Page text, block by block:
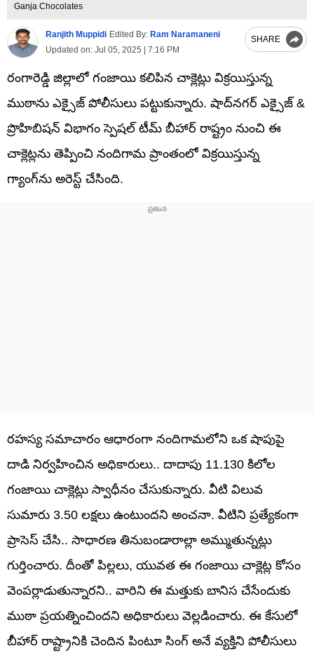
Ganja Chocolates
Ranjith Muppidi Edited By: Ram Naramaneni
Updated on: Jul 05, 2025 | 7:16 PM
SHARE
రంగారెడ్డి జిల్లాలో గంజాయి కలిపిన చాక్లెట్లు విక్రయిస్తున్న
ముఠాను ఎక్సైజ్‌ పోలీసులు పట్టుకున్నారు. షాద్‌నగర్ ఎక్సైజ్ &
ప్రొహిబిషన్ విభాగం స్పెషల్ టీమ్ బీహార్‌ రాష్ట్రం నుంచి ఈ
చాక్లెట్లను తెప్పించి నందిగామ ప్రాంతంలో విక్రయిస్తున్న
గ్యాంగ్‌ను అరెస్ట్ చేసింది.
రహస్య సమాచారం ఆధారంగా నందిగామలోని ఒక షాపుపై
దాడి నిర్వహించిన అధికారులు.. దాదాపు 11.130 కిలోల
గంజాయి చాక్లెట్లు స్వాధీనం చేసుకున్నారు. వీటి విలువ
సుమారు 3.50 లక్షలు ఉంటుందని అంచనా. వీటిని ప్రత్యేకంగా
ప్రాసెస్ చేసి.. సాధారణ తినుబండారాల్లా అమ్ముతున్నట్లు
గుర్తించారు. దీంతో పిల్లలు, యువత ఈ గంజాయి చాక్లెట్ల కోసం
వెంపర్లాడుతున్నారని.. వారిని ఈ మత్తుకు బానిస చేసేందుకు
ముఠా ప్రయత్నించిందని అధికారులు వెల్లడించారు. ఈ కేసులో
బీహార్‌ రాష్ట్రానికి చెందిన పింటూ సింగ్ అనే వ్యక్తిని పోలీసులు